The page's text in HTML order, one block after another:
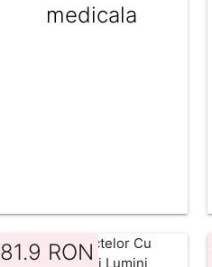
medicala
81.9 RON